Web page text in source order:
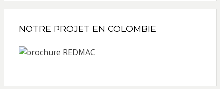
NOTRE PROJET EN COLOMBIE